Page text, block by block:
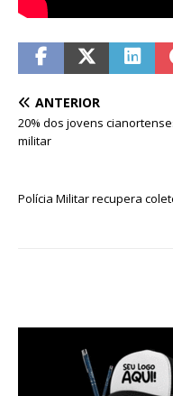
ANTERIOR
20% dos jovens
militar
Polícia Militar recupera